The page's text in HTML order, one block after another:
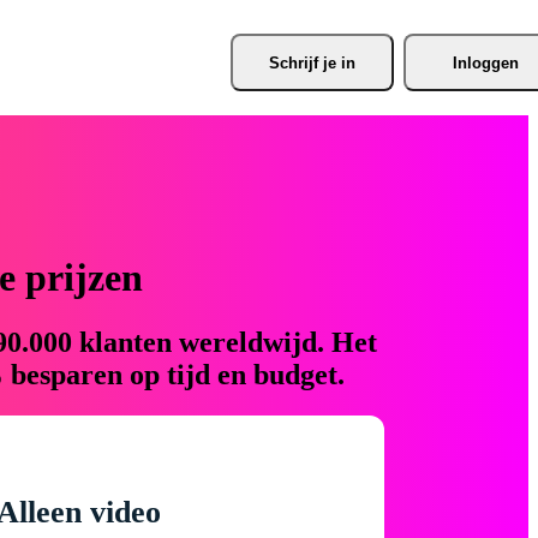
Schrijf je in Inloggen
prijzen
klanten wereldwijd. Het
op tijd en budget.
video